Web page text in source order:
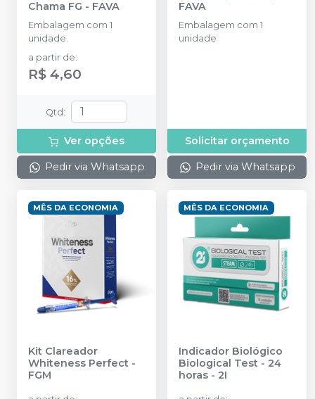
Chama FG - FAVA
Embalagem com 1
unidade.
a partir de:
R$ 4,60
Qtd :
Ver opções
Pedir via Whatsapp
FAVA
Embalagem com 1
unidade
Solicitar orçamento
Pedir via Whatsapp
MÊS DA ECONOMIA
Kit Clareador
Whiteness Perfect -
FGM
MÊS DA ECONOMIA
Indicador Biológico
Biological Test - 24
horas - 2I